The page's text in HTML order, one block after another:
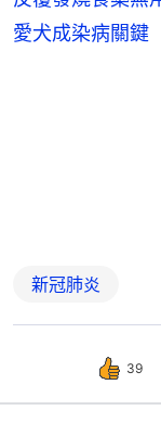
愛犬成染病關鍵
新冠肺炎
39